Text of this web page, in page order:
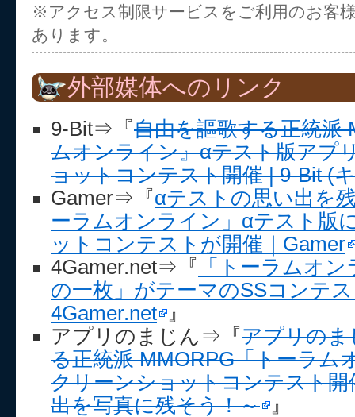
※アクセス制限サービスをご利用のお客
あります。
外部媒体へのリンク
9-Bit⇒『自由を謳歌する正統派
ムオンライン』αテスト版アプ
ョットコンテスト開催 | 9-Bit (
Gamer⇒『αテストの思い出を
ーラムオンライン」αテスト版
ットコンテストが開催｜Gamer
4Gamer.net⇒『
「トーラムオ
の一枚」がテーマのSSコンテ
4Gamer.net
』
アプリのまじん⇒『アプリのま
る正統派 MMORPG「トーラム
クリーンショットコンテスト
出を写真に残そう！～
』